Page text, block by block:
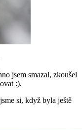
jsem smazal, zkoušel
:).
si, když byla ještě